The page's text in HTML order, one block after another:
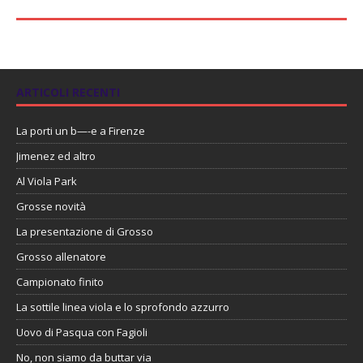
ARTICOLI RECENTI
La porti un b—-e a Firenze
Jimenez ed altro
Al Viola Park
Grosse novità
La presentazione di Grosso
Grosso allenatore
Campionato finito
La sottile linea viola e lo sprofondo azzurro
Uovo di Pasqua con Fagioli
No, non siamo da buttar via